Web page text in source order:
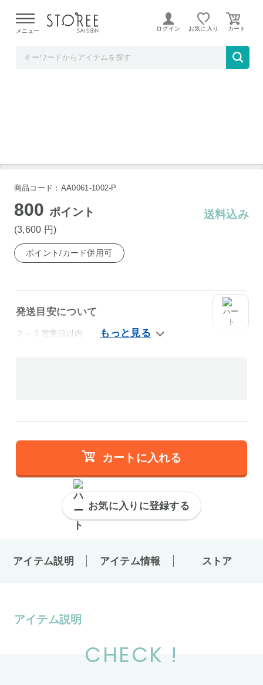
よる配送遅延が発生しております。
メニュー ログイン お気に入り
黒千石大豆 豆ごはんの素 150g×5袋
商品コード：AA0061-1002-P
800ポイント
(3,600 円)
送料込み
ポイント/カード併用可
発送目安について
２～５営業日以内
カートに入れる
お気に入りに登録する
アイテム説明 アイテム情報 ストア
アイテム説明
CHECK !